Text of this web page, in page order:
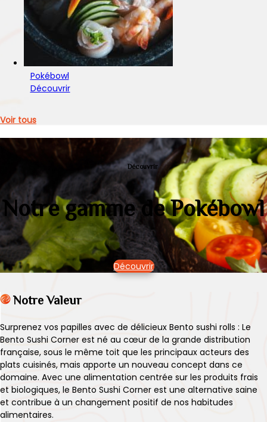
Pokébowl
Découvrir
Voir tous
Découvrir
Notre gamme de Pokébowl
Découvrir
Notre Valeur
Surprenez vos papilles avec de délicieux Bento sushi rolls : Le
Bento Sushi Corner est né au cœur de la grande distribution
française, sous le même toit que les principaux acteurs des
plats cuisinés, mais apporte un nouveau concept dans ce
domaine. Avec une alimentation centrée sur les produits frais
et biologiques, le Bento Sushi Corner est une alternative saine
et contribue à un changement positif de nos habitudes
alimentaires.